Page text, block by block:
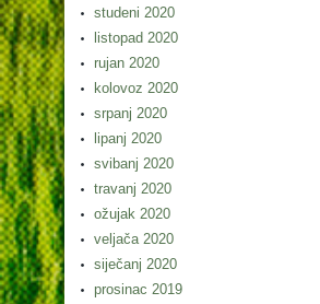
studeni 2020
listopad 2020
rujan 2020
kolovoz 2020
srpanj 2020
lipanj 2020
svibanj 2020
travanj 2020
ožujak 2020
veljača 2020
siječanj 2020
prosinac 2019